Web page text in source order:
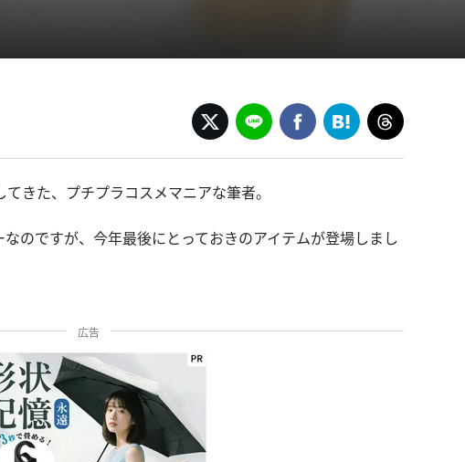
きた、プチプラコスメマニアな筆者。
のですが、今年最後にとっておきのアイテムが登場しまし
広告